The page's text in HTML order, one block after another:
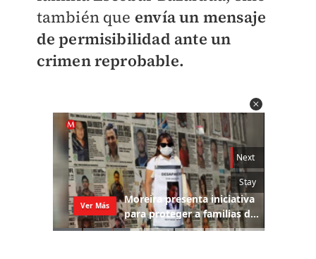
también que envía un mensaje
de permisibilidad ante un
crimen reprobable.